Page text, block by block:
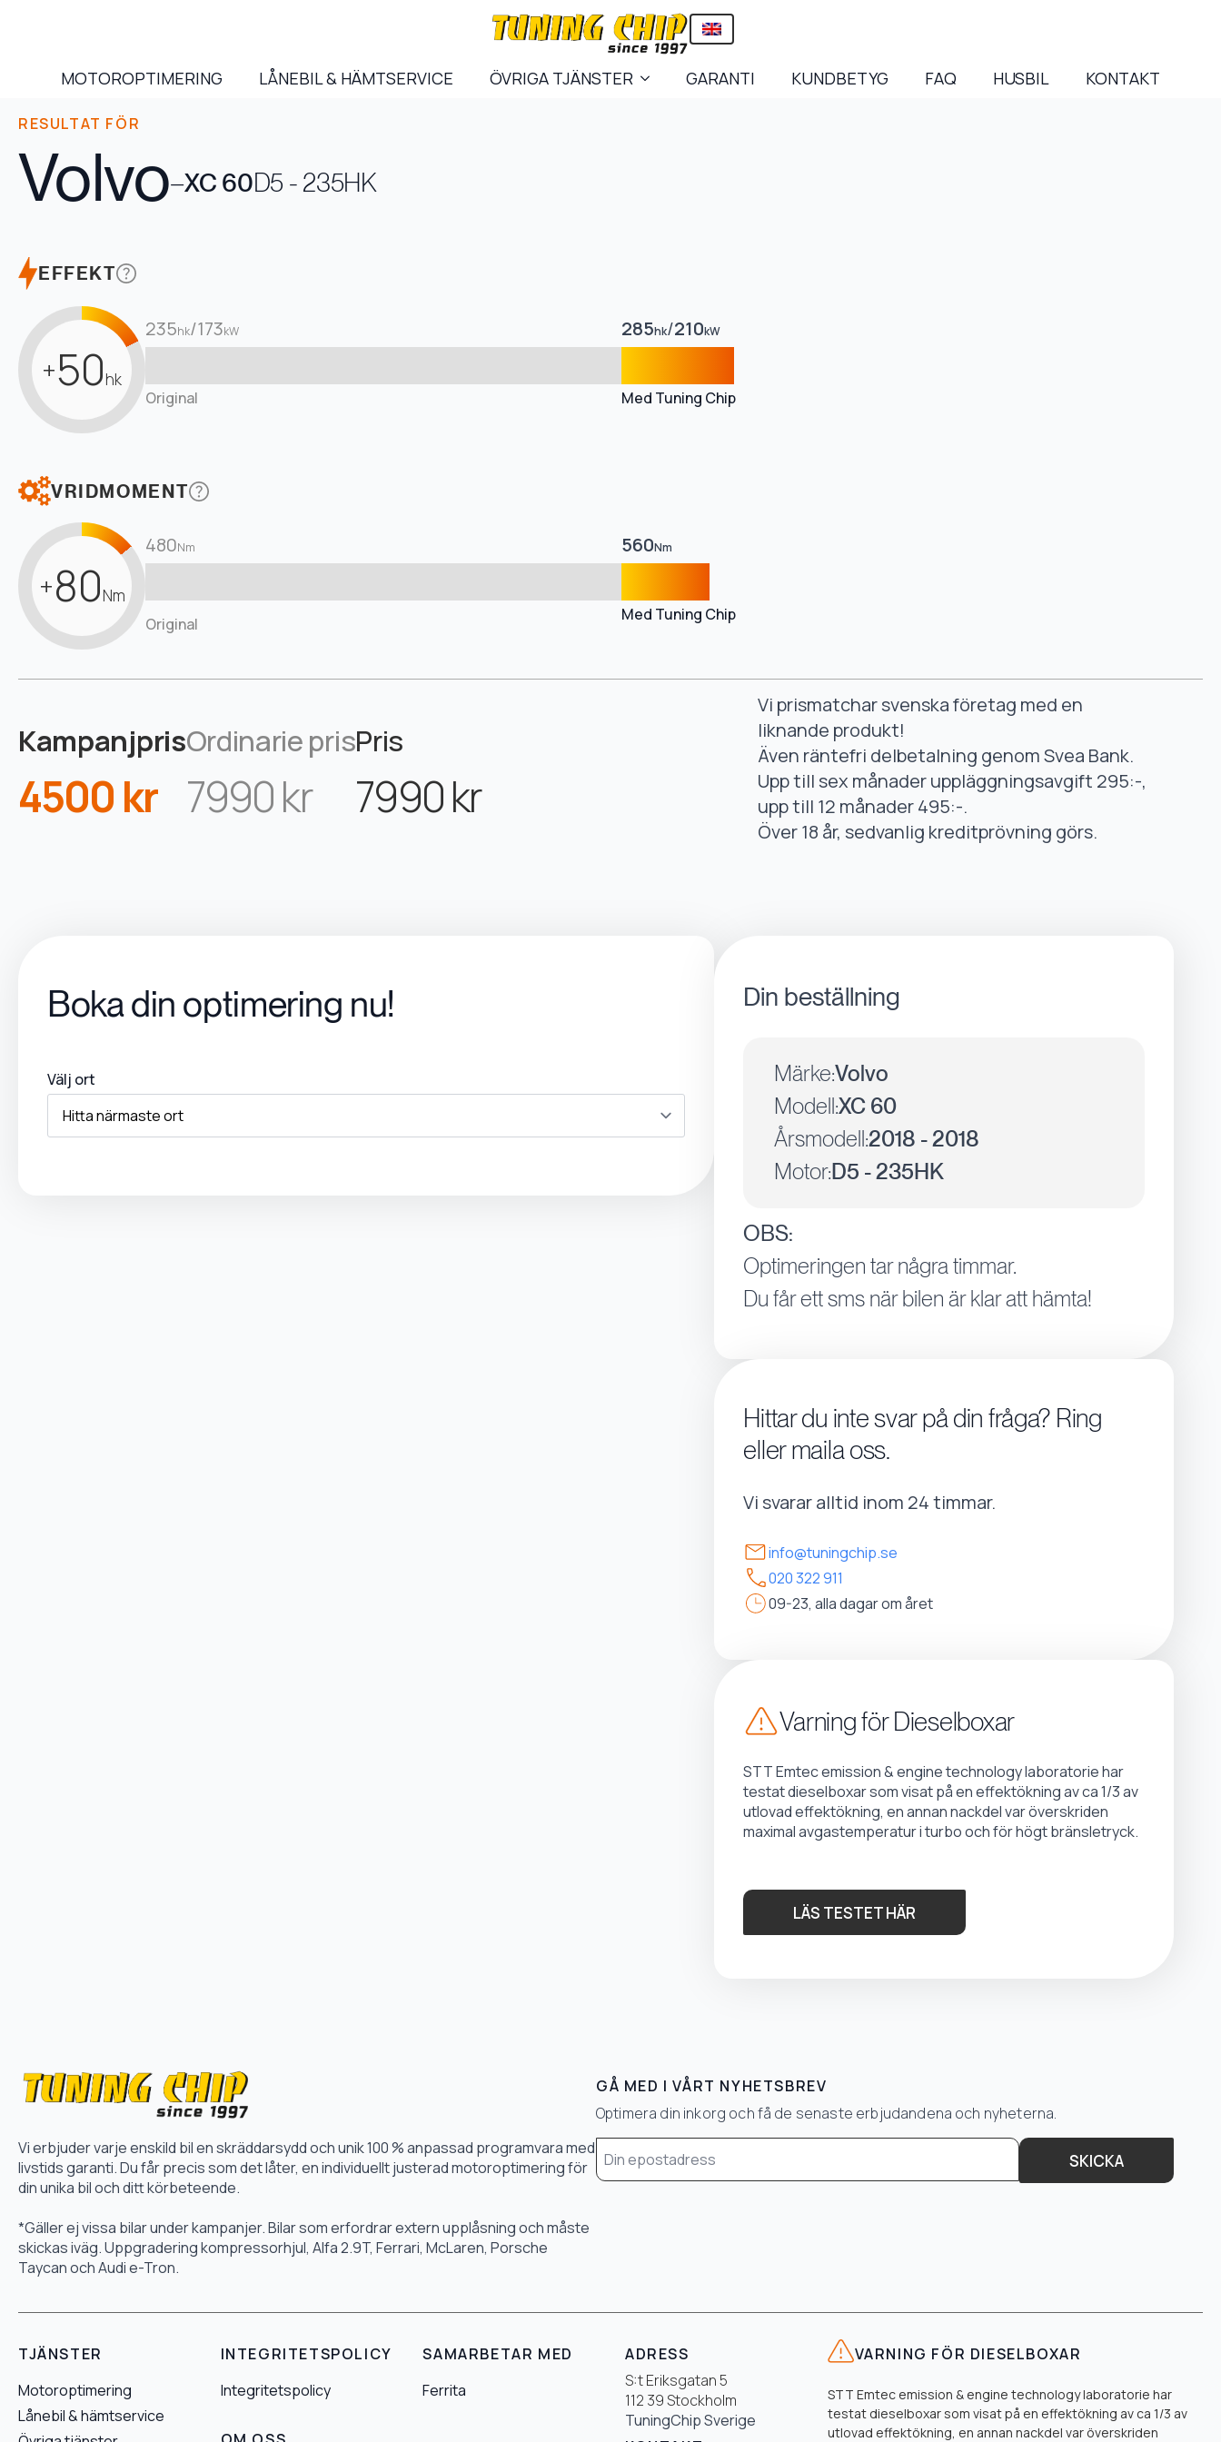
MOTOROPTIMERING LÅNEBIL & HÄMTSERVICE ÖVRIGA TJÄNSTER GARANTI KUNDBETYG FAQ HUSBIL KONTAKT
RESULTAT FÖR
Volvo–XC 60D5 - 235HK
EFFEKT
+50hk
235hk/173kW 285hk/210kW
Original Med Tuning Chip
VRIDMOMENT
+80Nm
480Nm 560Nm
Original Med Tuning Chip
Kampanjpris
4500 kr
Ordinarie pris
7990 kr
Pris
7990 kr
Vi prismatchar svenska företag med en
liknande produkt!
Även räntefri delbetalning genom Svea Bank.
Upp till sex månader uppläggningsavgift 295:-,
upp till 12 månader 495:-.
Över 18 år, sedvanlig kreditprövning görs.
Boka din optimering nu!
Välj ort
Din beställning
Märke:Volvo
Modell:XC 60
Årsmodell:2018 - 2018
Motor:D5 - 235HK
OBS:
Optimeringen tar några timmar.
Du får ett sms när bilen är klar att hämta!
Hittar du inte svar på din fråga? Ring
eller maila oss.
Vi svarar alltid inom 24 timmar.
info@tuningchip.se
020 322 911
09-23, alla dagar om året
Varning för Dieselboxar
STT Emtec emission & engine technology laboratorie har
testat dieselboxar som visat på en effektökning av ca 1/3 av
utlovad effektökning, en annan nackdel var överskriden
maximal avgastemperatur i turbo och för högt bränsletryck.
LÄS TESTET HÄR
Vi erbjuder varje enskild bil en skräddarsydd och unik 100 % anpassad programvara med
livstids garanti. Du får precis som det låter, en individuellt justerad motoroptimering för
din unika bil och ditt körbeteende.
*Gäller ej vissa bilar under kampanjer. Bilar som erfordrar extern upplåsning och måste
skickas iväg. Uppgradering kompressorhjul, Alfa 2.9T, Ferrari, McLaren, Porsche
Taycan och Audi e-Tron.
GÅ MED I VÅRT NYHETSBREV
Optimera din inkorg och få de senaste erbjudandena och nyheterna.
Email
* SKICKA
TJÄNSTER
Motoroptimering
Lånebil & hämtservice
INTEGRITETSPOLICY
Integritetspolicy
SAMARBETAR MED
Ferrita
ADRESS
S:t Eriksgatan 5
112 39 Stockholm
TuningChip Sverige
VARNING FÖR DIESELBOXAR
STT Emtec emission & engine technology laboratorie har
testat dieselboxar som visat på en effektökning av ca 1/3 av
utlovad effektökning, en annan nackdel var överskriden